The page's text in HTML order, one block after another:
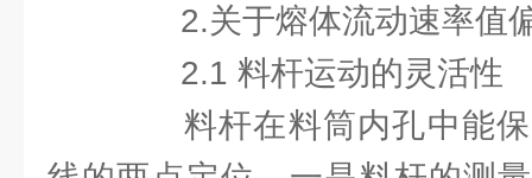
2.关于熔体流动速率值
2.1 料杆运动的灵活性
料杆在料筒内孔中能保